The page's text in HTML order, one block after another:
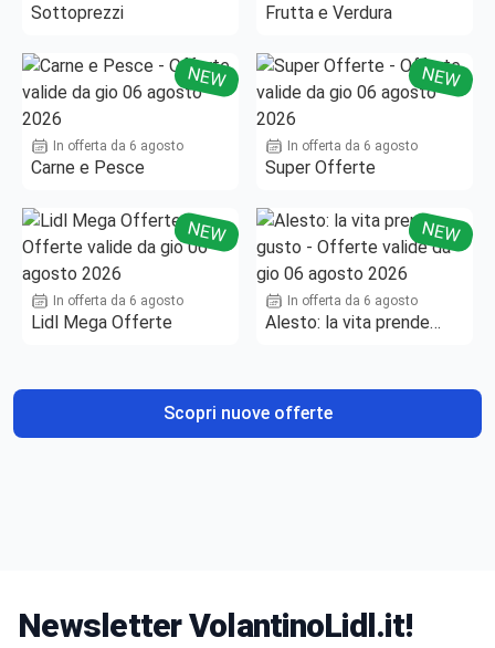
Sottoprezzi Frutta e Verdura
NEW
In offerta da 6 agosto
Carne e Pesce
NEW
In offerta da 6 agosto
Super Offerte
NEW
In offerta da 6 agosto
Lidl Mega Offerte
NEW
In offerta da 6 agosto
Alesto: la vita prende
Scopri nuove offerte
Newsletter VolantinoLidl.it!